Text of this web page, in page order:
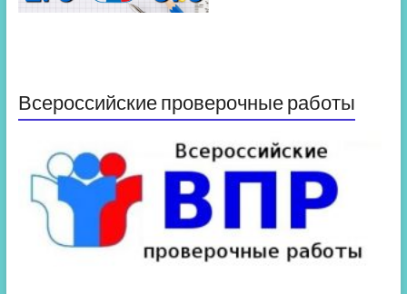
Всероссийские проверочные работы